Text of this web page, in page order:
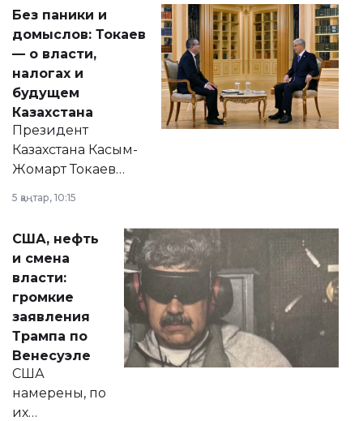
Без паники и
домыслов: Токаев
— о власти,
налогах и
будущем
Казахстана
Президент
Казахстана Касым-
Жомарт Токаев
сразу несколько
актуальных тем —
от слухов о
политических
реформах до
вопросов армии,
экономики и
личного здоровья.
5 қаңтар, 10:15
США, нефть
и смена
власти:
громкие
заявления
Трампа по
Венесуэле
США
намерены, по
их